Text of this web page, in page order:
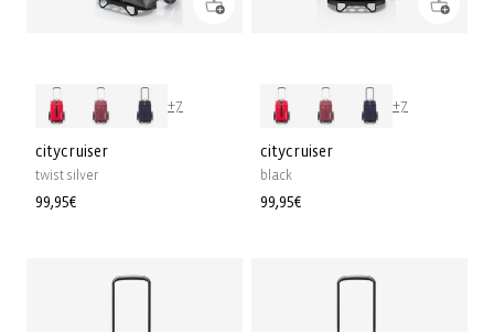
+7
citycruiser
twist silver
Normaler
99,95€
+7
citycruiser
black
Normaler
99,95€